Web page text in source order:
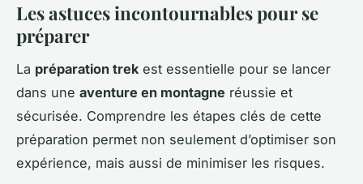
Les astuces incontournables pour se
préparer
La préparation trek est essentielle pour se lancer
dans une aventure en montagne réussie et
sécurisée. Comprendre les étapes clés de cette
préparation permet non seulement d’optimiser son
expérience, mais aussi de minimiser les risques.